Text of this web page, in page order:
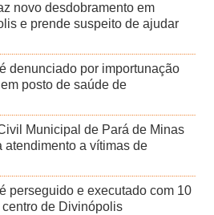
novo desdobramento em
e prende suspeito de ajudar
denunciado por importunação
posto de saúde de
Municipal de Pará de Minas
atendimento a vítimas de
perseguido e executado com 10
de Divinópolis